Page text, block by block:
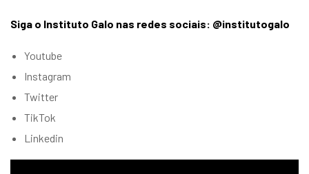
Siga o Instituto Galo nas redes sociais: @institutogalo
Youtube
Instagram
Twitter
TikTok
Linkedin